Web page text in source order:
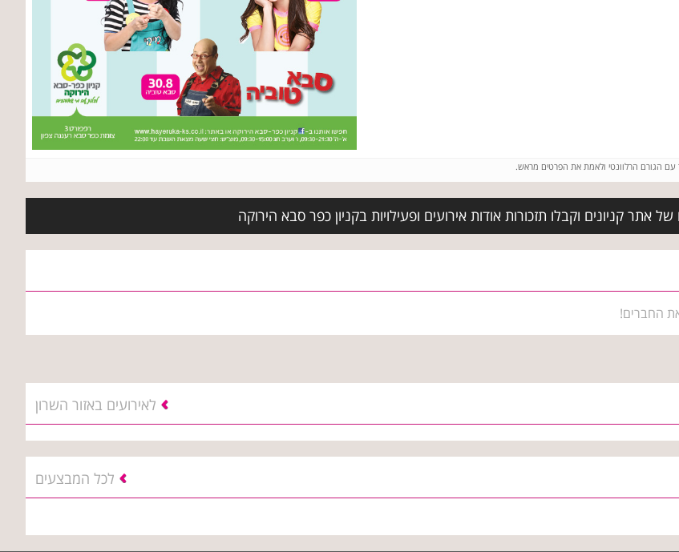
עם הגורם הרלוונטי ולאמת את הפרטים מראש.
אתר קניונים וקבלו תזכורות אודות אירועים ופעילויות בקניון כפר סבא הירוקה
החברים!
לאירועים באזור השרון
לכל המבצעים